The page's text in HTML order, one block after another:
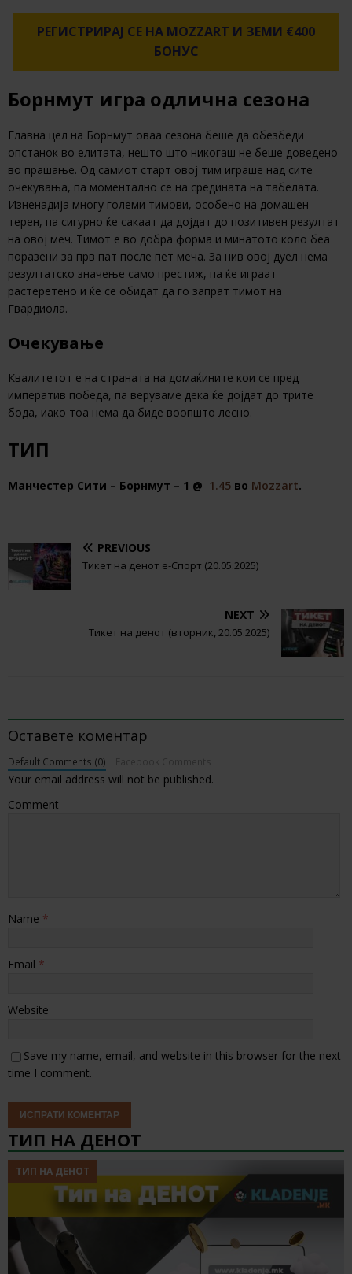
РЕГИСТРИРАЈ СЕ НА MOZZART И ЗЕМИ €400
БОНУС
Борнмут игра одлична сезона
Главна цел на Борнмут оваа сезона беше да обезбеди
опстанок во елитата, нешто што никогаш не беше доведено
во прашање. Од самиот старт овој тим играше над сите
очекувања, па моментално се на средината на табелата.
Изненадија многу големи тимови, особено на домашен
терен, па сигурно ќе сакаат да дојдат до позитивен резултат
на овој меч. Тимот е во добра форма и минатото коло беа
поразени за прв пат после пет меча. За нив овој дуел нема
резултатско значење само престиж, па ќе играат
растеретено и ќе се обидат да го запрат тимот на
Гвардиола.
Очекување
Квалитетот е на страната на домаќините кои се пред
императив победа, па веруваме дека ќе дојдат до трите
бода, иако тоа нема да биде воопшто лесно.
ТИП
Манчестер Сити – Борнмут – 1 @ 1.45 во Mozzart.
PREVIOUS
Тикет на денот е-Спорт (20.05.2025)
NEXT
Тикет на денот (вторник, 20.05.2025)
Оставете коментар
Default Comments (0)
Your email address will not be published.
Comment
Name *
Email *
Website
Save my name, email, and website in this browser for the next
time I comment.
ТИП НА ДЕНОТ
ТИП НА ДЕНОТ